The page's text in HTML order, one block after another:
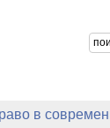
в